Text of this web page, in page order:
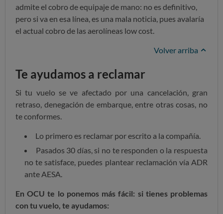
admite el cobro de equipaje de mano: no es definitivo,
pero si va en esa línea, es una mala noticia, pues avalaría
el actual cobro de las aerolíneas low cost.
Volver arriba
Te ayudamos a reclamar
Si tu vuelo se ve afectado por una cancelación, gran
retraso, denegación de embarque, entre otras cosas, no
te conformes.
Lo primero es reclamar por escrito a la compañía.
Pasados 30 días, si no te responden o la respuesta
no te satisface, puedes plantear reclamación vía ADR
ante AESA.
En OCU te lo ponemos más fácil: si tienes problemas
con tu vuelo, te ayudamos: